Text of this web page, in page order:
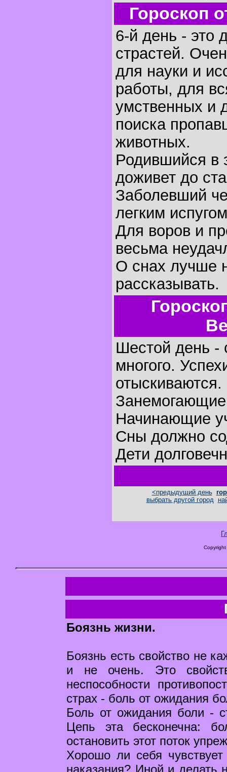
Гороскоп
6-й день - это
страстей.
для науки и
работы, для
умственных и
поиска
животных.
Родившийся в
доживет до
Заболевший
легким
Для воров и
весьма
O снах лучше
рассказывать.
Шестой день -
многого.
отыскиваются.
Занемогающие
Начинающие
Сны должно
Дети
<предыдущий день
выбрать другой город
Боязнь жизни.
Боязнь есть свойство не
и не очень. Это
неспособности
страх - боль от ожидания
Боль от ожидания боли -
Цепь эта бесконечна:
остановить этот поток
Хорошо ли себя
наказания? Иной и делать